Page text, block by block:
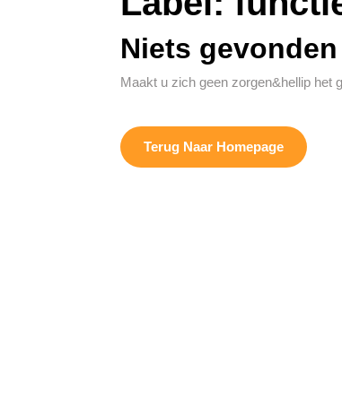
Niets gevonden
Maakt u zich geen zorgen&hellip het
Terug Naar HomepageTerug
Naar